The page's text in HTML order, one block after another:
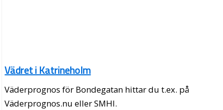
Vädret i Katrineholm
Väderprognos för Bondegatan hittar du t.ex. på
Väderprognos.nu eller SMHI.